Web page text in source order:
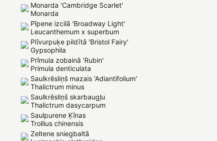
Monarda 'Cambridge Scarlet'
Monarda
Pīpene izcilā 'Broadway Light'
Leucanthemum x superbum
Plīvurpuķe pildītā 'Bristol Fairy'
Gypsophila
Prīmula zobainā 'Rubin'
Primula denticulata
Saulkrēsliņš mazais 'Adiantifolium'
Thalictrum minus
Saulkrēsliņš skarbaugļu
Thalictrum dasycarpum
Saulpurene Ķīnas
Trollius chinensis
Zeltene sniegbaltā